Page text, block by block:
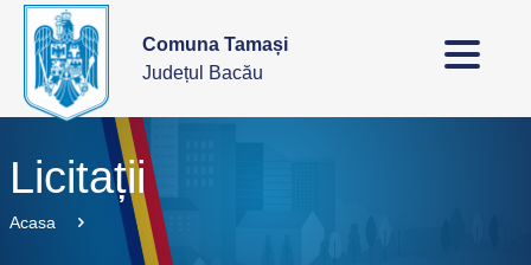
Comuna Tamași
Județul Bacău
Licitații
Acasa